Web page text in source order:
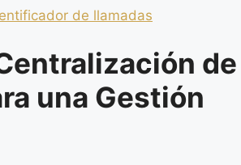
de llamadas
de
una Gestión